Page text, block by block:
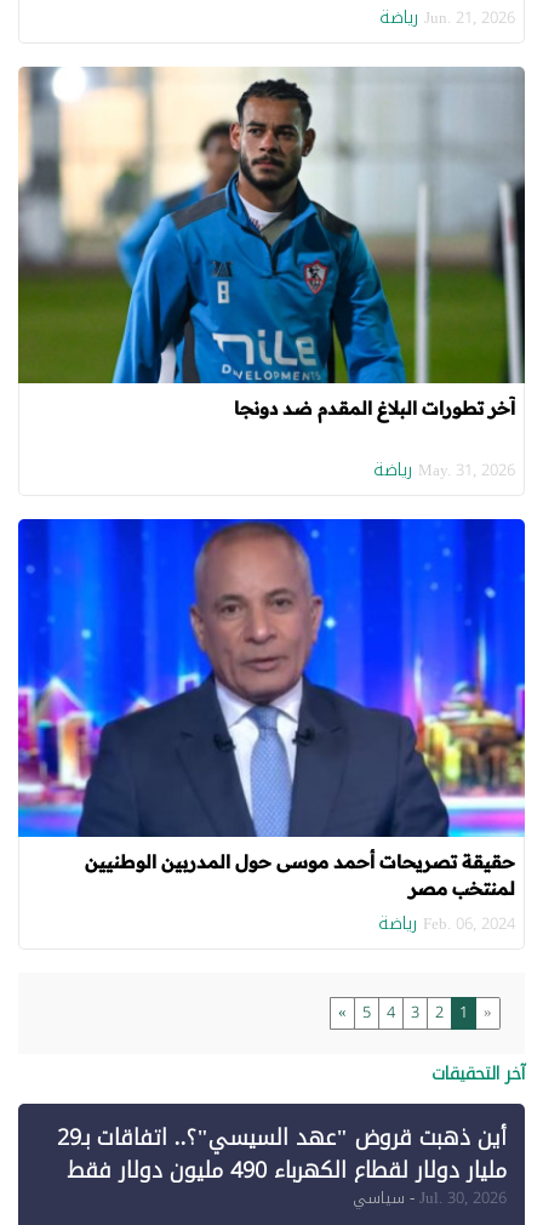
Jun. 21, 2026 رياضة
آخر تطورات البلاغ المقدم ضد دونجا
May. 31, 2026 رياضة
حقيقة تصريحات أحمد موسى حول المدربين الوطنيين
لمنتخب مصر
Feb. 06, 2024 رياضة
«
1
2
3
4
5
»
آخر التحقيقات
أين ذهبت قروض "عهد السيسي"؟.. اتفاقات بـ29
مليار دولار لقطاع الكهرباء 490 مليون دولار فقط
لـ"الطاقة المتجددة" (1)
Jul. 30, 2026- سياسي